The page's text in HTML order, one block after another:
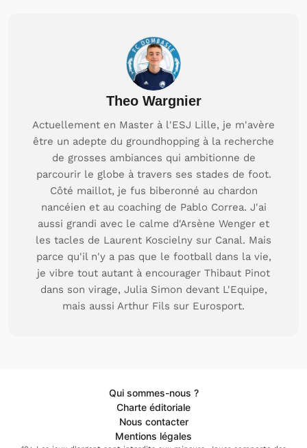
Theo Wargnier
Actuellement en Master à l'ESJ Lille, je m'avère
être un adepte du groundhopping à la recherche
de grosses ambiances qui ambitionne de
parcourir le globe à travers ses stades de foot.
Côté maillot, je fus biberonné au chardon
nancéien et au coaching de Pablo Correa. J'ai
aussi grandi avec le calme d'Arsène Wenger et
les tacles de Laurent Koscielny sur Canal. Mais
parce qu'il n'y a pas que le football dans la vie,
je vibre tout autant à encourager Thibaut Pinot
dans son virage, Julia Simon devant L'Equipe,
mais aussi Arthur Fils sur Eurosport.
Qui sommes-nous ?
Charte éditoriale
Nous contacter
Mentions légales